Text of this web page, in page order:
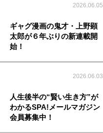
2026.06.05
ギャグ漫画の鬼才・上野顕
太郎が６年ぶりの新連載開
始！
2026.06.03
人生後半の“賢い生き方”が
わかるSPA!メールマガジン
会員募集中！